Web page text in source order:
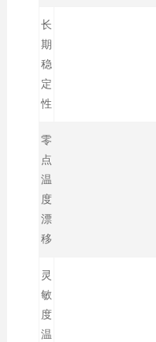
长
期
稳
定
性
零
点
温
度
漂
移
灵
敏
度
温